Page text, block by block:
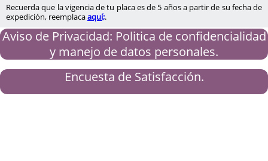
Recuerda que la vigencia de tu placa es de 5 años a partir de su fecha de
expedición, reemplacaaquí;.
Aviso de Privacidad: Politica de confidencialidad
y manejo de datos personales.
Encuesta de Satisfacción.